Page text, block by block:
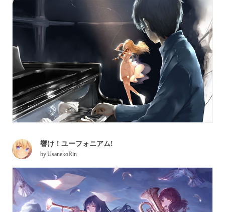
響け！ユーフォニアム!
byUsanekoRin